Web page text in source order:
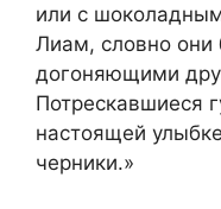
или с
Лиам, словно они
догоняющими
Потрескавшиеся
настоящей
черники.»